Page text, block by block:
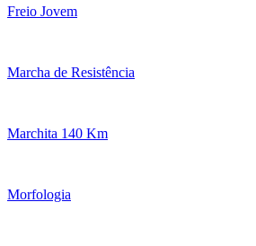
Freio Jovem
Marcha de Resistência
Marchita 140 Km
Morfologia